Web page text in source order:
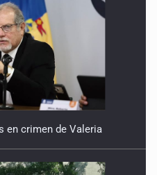
en crimen de Valeria